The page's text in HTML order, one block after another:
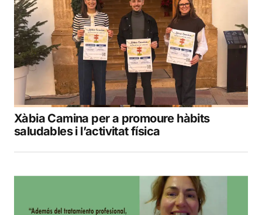
Xàbia Camina per a promoure hàbits
saludables i l’activitat física